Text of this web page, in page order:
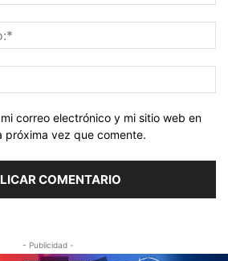
correo electrónico y mi sitio web en
próxima vez que comente.
- Publicidad -